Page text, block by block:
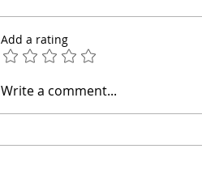
Add a rating
Write a comment...